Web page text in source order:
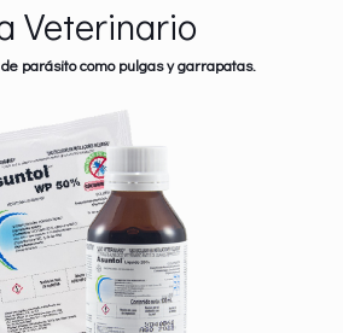
Veterinario
parásito como pulgas y garrapatas.